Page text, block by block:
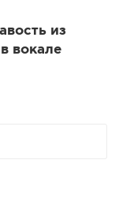
из
вокале